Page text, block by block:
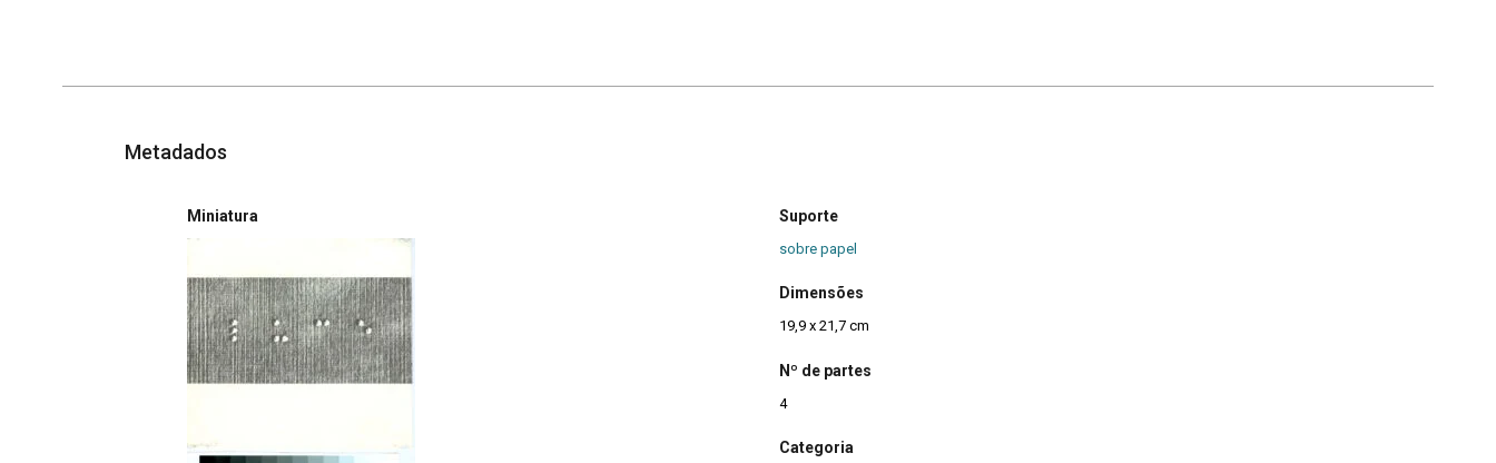
Metadados
Miniatura Suporte
sobre papel
Dimensões
19,9 x 21,7 cm
Nº de partes
4
Categoria